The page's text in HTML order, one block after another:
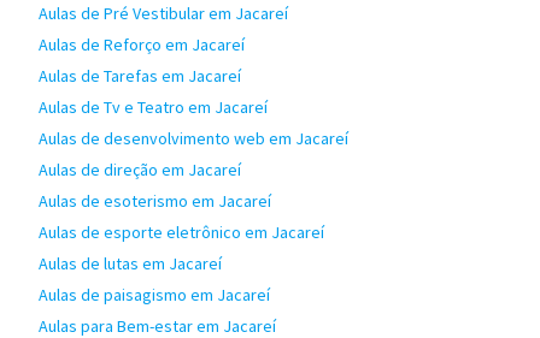
Aulas de Pré Vestibular em Jacareí
Aulas de Reforço em Jacareí
Aulas de Tarefas em Jacareí
Aulas de Tv e Teatro em Jacareí
Aulas de desenvolvimento web em Jacareí
Aulas de direção em Jacareí
Aulas de esoterismo em Jacareí
Aulas de esporte eletrônico em Jacareí
Aulas de lutas em Jacareí
Aulas de paisagismo em Jacareí
Aulas para Bem-estar em Jacareí